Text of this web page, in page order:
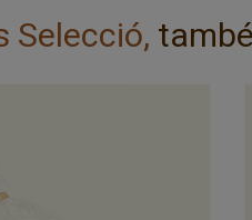
Selecció,